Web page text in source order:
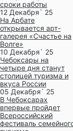
сроки работы
12 Декабря` 25
На Арбате
открывается арт-
галерея «Счастье на
Волге»
10 Декабря` 25
Чебоксары на
четыре дня станут
столицей туризма и
вкуса России
05 Декабря` 25
В Чебоксарах
впервые пройдет
Всероссийский
фестиваль